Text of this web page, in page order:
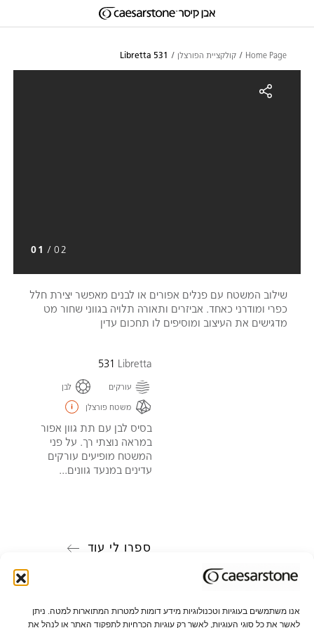
אנו משתמשים בעוגיות וטכנולוגיות מידע דומות למטרות המתוארות למטה. ניתן
לאשר את כל סוגי העוגיות, לאשר רק עוגיות הכרחיות לתפקוד האתר או לנהל את
Home Page קולקציית הפורצלן 531 Libretta
01 / 02
שילוב המשטח עם פנלים אפורים או לבנים מאפשר יצירת חלל
כפרי ומודרני כאחד. אביזרים ותאורה תלויה בגווני שחור מט
מדגישים את העיצוב ומוסיפים לו תחכום עדין
531 Libretta
עורקים
לבן
משטח פורצלן
בסיס לבן עם תת גוון אפור
במראה נוצתי רך. על פני
המשטח מופיעים עורקים
עדינים במנעד גוונים...
ספרו לי עוד